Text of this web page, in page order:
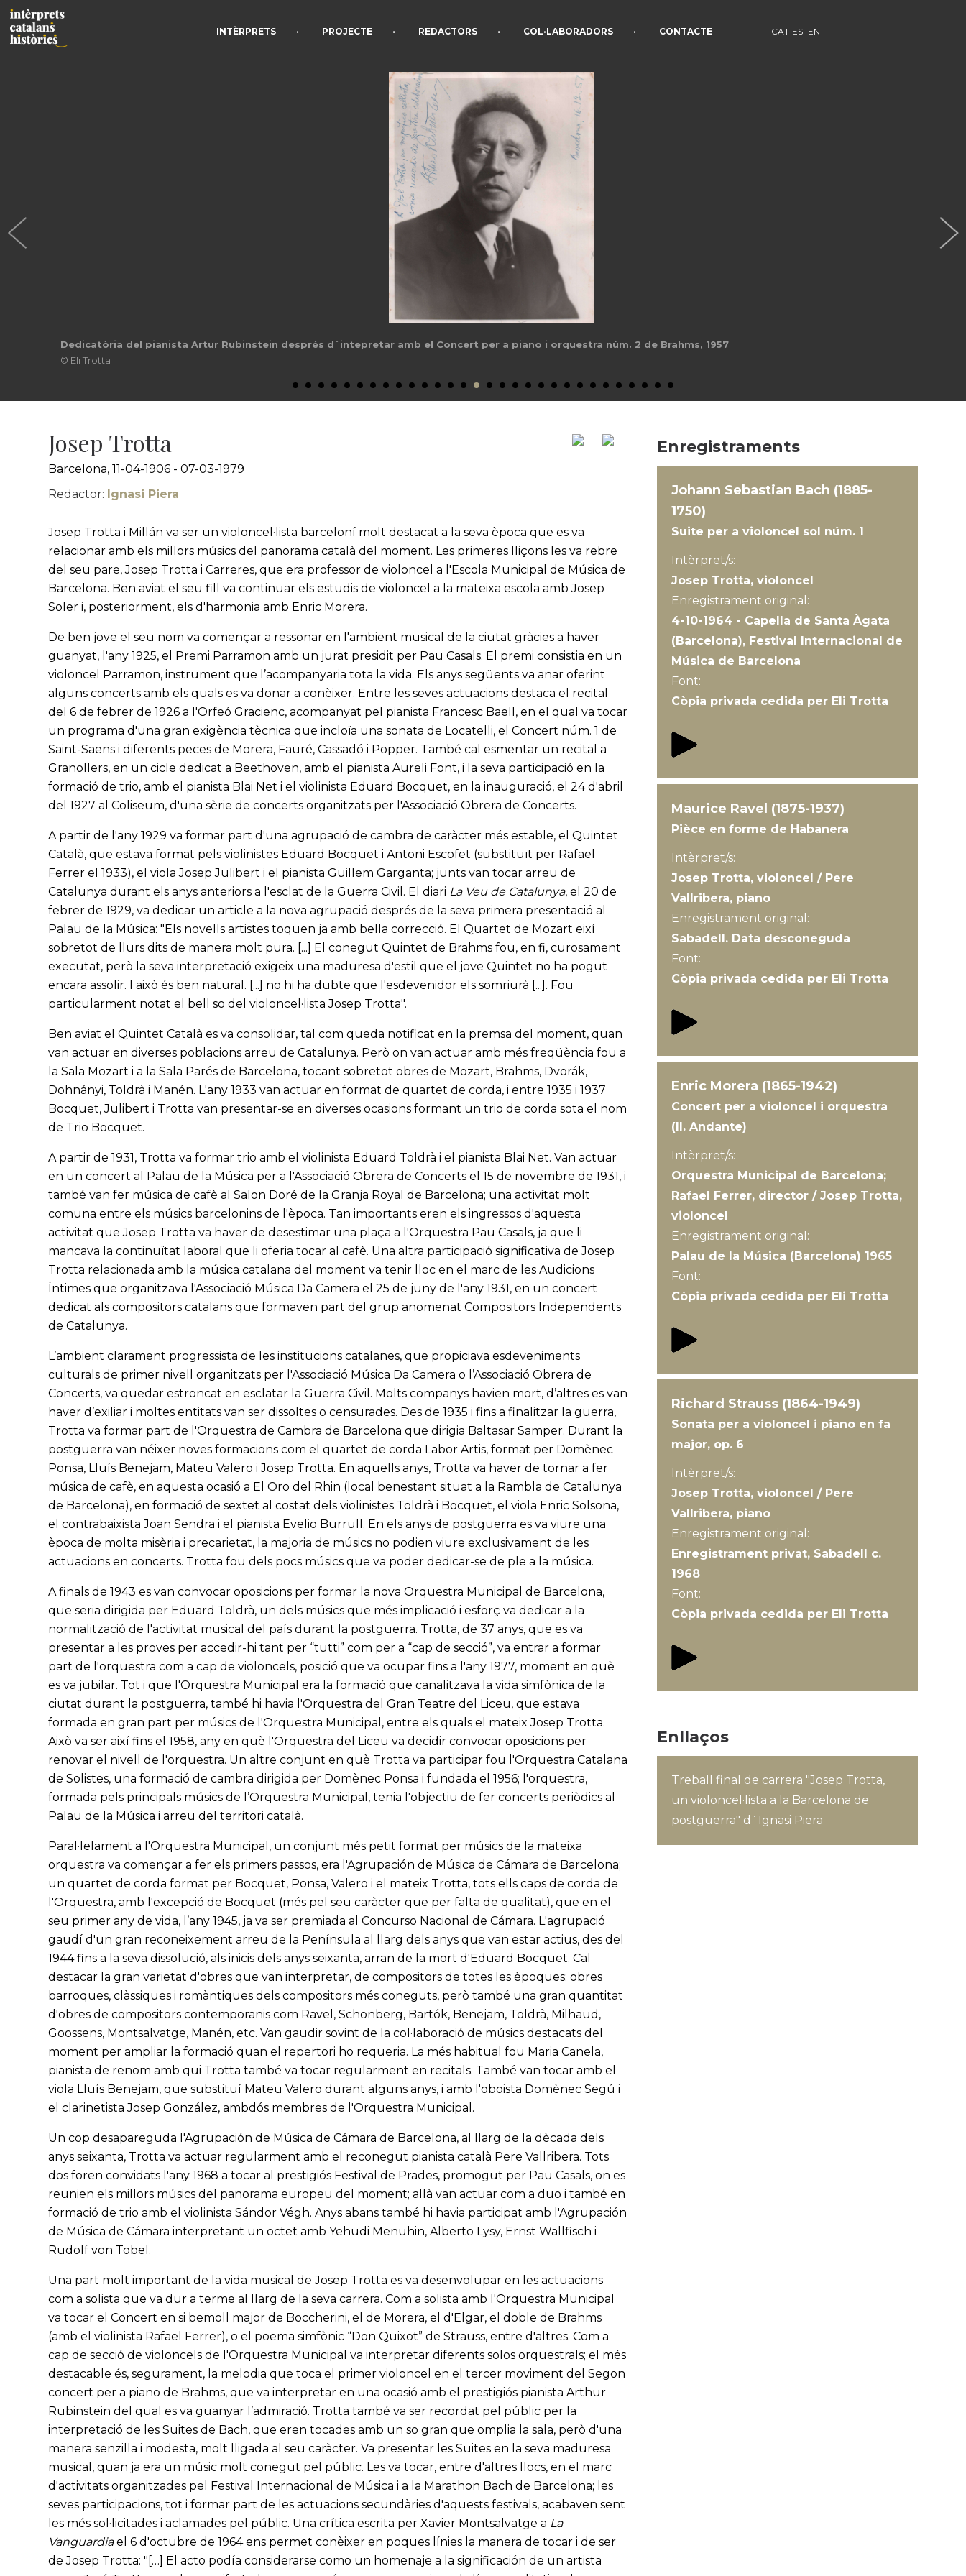
INTÈRPRETS • PROJECTE • REDACTORS • COL·LABORADORS • CONTACTE CAT ES EN
Dedicatòria del pianista Artur Rubinstein després d´intepretar amb el Concert per a piano i orquestra núm. 2 de Brahms, 1957
© Eli Trotta
Josep Trotta
Barcelona, 11-04-1906 - 07-03-1979
Redactor: Ignasi Piera
Josep Trotta i Millán va ser un violoncel·lista barceloní molt destacat a la seva època que es va
relacionar amb els millors músics del panorama català del moment. Les primeres lliçons les va rebre
del seu pare, Josep Trotta i Carreres, que era professor de violoncel a l'Escola Municipal de Música de
Barcelona. Ben aviat el seu fill va continuar els estudis de violoncel a la mateixa escola amb Josep
Soler i, posteriorment, els d'harmonia amb Enric Morera.
De ben jove el seu nom va començar a ressonar en l'ambient musical de la ciutat gràcies a haver
guanyat, l'any 1925, el Premi Parramon amb un jurat presidit per Pau Casals. El premi consistia en un
violoncel Parramon, instrument que l’acompanyaria tota la vida. Els anys següents va anar oferint
alguns concerts amb els quals es va donar a conèixer. Entre les seves actuacions destaca el recital
del 6 de febrer de 1926 a l'Orfeó Gracienc, acompanyat pel pianista Francesc Baell, en el qual va tocar
un programa d'una gran exigència tècnica que incloïa una sonata de Locatelli, el Concert núm. 1 de
Saint-Saëns i diferents peces de Morera, Fauré, Cassadó i Popper. També cal esmentar un recital a
Granollers, en un cicle dedicat a Beethoven, amb el pianista Aureli Font, i la seva participació en la
formació de trio, amb el pianista Blai Net i el violinista Eduard Bocquet, en la inauguració, el 24 d'abril
del 1927 al Coliseum, d'una sèrie de concerts organitzats per l'Associació Obrera de Concerts.
A partir de l'any 1929 va formar part d'una agrupació de cambra de caràcter més estable, el Quintet
Català, que estava format pels violinistes Eduard Bocquet i Antoni Escofet (substituït per Rafael
Ferrer el 1933), el viola Josep Julibert i el pianista Guillem Garganta; junts van tocar arreu de
Catalunya durant els anys anteriors a l'esclat de la Guerra Civil. El diari La Veu de Catalunya, el 20 de
febrer de 1929, va dedicar un article a la nova agrupació després de la seva primera presentació al
Palau de la Música: "Els novells artistes toquen ja amb bella correcció. El Quartet de Mozart eixí
sobretot de llurs dits de manera molt pura. [...] El conegut Quintet de Brahms fou, en fi, curosament
executat, però la seva interpretació exigeix una maduresa d'estil que el jove Quintet no ha pogut
encara assolir. I això és ben natural. [...] no hi ha dubte que l'esdevenidor els somriurà [...]. Fou
particularment notat el bell so del violoncel·lista Josep Trotta".
Ben aviat el Quintet Català es va consolidar, tal com queda notificat en la premsa del moment, quan
van actuar en diverses poblacions arreu de Catalunya. Però on van actuar amb més freqüència fou a
la Sala Mozart i a la Sala Parés de Barcelona, tocant sobretot obres de Mozart, Brahms, Dvorák,
Dohnányi, Toldrà i Manén. L'any 1933 van actuar en format de quartet de corda, i entre 1935 i 1937
Bocquet, Julibert i Trotta van presentar-se en diverses ocasions formant un trio de corda sota el nom
de Trio Bocquet.
A partir de 1931, Trotta va formar trio amb el violinista Eduard Toldrà i el pianista Blai Net. Van actuar
en un concert al Palau de la Música per a l'Associació Obrera de Concerts el 15 de novembre de 1931, i
també van fer música de cafè al Salon Doré de la Granja Royal de Barcelona; una activitat molt
comuna entre els músics barcelonins de l'època. Tan importants eren els ingressos d'aquesta
activitat que Josep Trotta va haver de desestimar una plaça a l'Orquestra Pau Casals, ja que li
mancava la continuïtat laboral que li oferia tocar al cafè. Una altra participació significativa de Josep
Trotta relacionada amb la música catalana del moment va tenir lloc en el marc de les Audicions
Íntimes que organitzava l'Associació Música Da Camera el 25 de juny de l'any 1931, en un concert
dedicat als compositors catalans que formaven part del grup anomenat Compositors Independents
de Catalunya.
L’ambient clarament progressista de les institucions catalanes, que propiciava esdeveniments
culturals de primer nivell organitzats per l'Associació Música Da Camera o l’Associació Obrera de
Concerts, va quedar estroncat en esclatar la Guerra Civil. Molts companys havien mort, d’altres es van
haver d’exiliar i moltes entitats van ser dissoltes o censurades. Des de 1935 i fins a finalitzar la guerra,
Trotta va formar part de l'Orquestra de Cambra de Barcelona que dirigia Baltasar Samper. Durant la
postguerra van néixer noves formacions com el quartet de corda Labor Artis, format per Domènec
Ponsa, Lluís Benejam, Mateu Valero i Josep Trotta. En aquells anys, Trotta va haver de tornar a fer
música de cafè, en aquesta ocasió a El Oro del Rhin (local benestant situat a la Rambla de Catalunya
de Barcelona), en formació de sextet al costat dels violinistes Toldrà i Bocquet, el viola Enric Solsona,
el contrabaixista Joan Sendra i el pianista Evelio Burrull. En els anys de postguerra es va viure una
època de molta misèria i precarietat, la majoria de músics no podien viure exclusivament de les
actuacions en concerts. Trotta fou dels pocs músics que va poder dedicar-se de ple a la música.
A finals de 1943 es van convocar oposicions per formar la nova Orquestra Municipal de Barcelona,
que seria dirigida per Eduard Toldrà, un dels músics que més implicació i esforç va dedicar a la
normalització de l'activitat musical del país durant la postguerra. Trotta, de 37 anys, que es va
presentar a les proves per accedir-hi tant per “tutti” com per a “cap de secció”, va entrar a formar
part de l'orquestra com a cap de violoncels, posició que va ocupar fins a l'any 1977, moment en què
es va jubilar. Tot i que l'Orquestra Municipal era la formació que canalitzava la vida simfònica de la
ciutat durant la postguerra, també hi havia l'Orquestra del Gran Teatre del Liceu, que estava
formada en gran part per músics de l'Orquestra Municipal, entre els quals el mateix Josep Trotta.
Això va ser així fins el 1958, any en què l'Orquestra del Liceu va decidir convocar oposicions per
renovar el nivell de l'orquestra. Un altre conjunt en què Trotta va participar fou l'Orquestra Catalana
de Solistes, una formació de cambra dirigida per Domènec Ponsa i fundada el 1956; l'orquestra,
formada pels principals músics de l’Orquestra Municipal, tenia l'objectiu de fer concerts periòdics al
Palau de la Música i arreu del territori català.
Paral·lelament a l'Orquestra Municipal, un conjunt més petit format per músics de la mateixa
orquestra va començar a fer els primers passos, era l'Agrupación de Música de Cámara de Barcelona;
un quartet de corda format per Bocquet, Ponsa, Valero i el mateix Trotta, tots ells caps de corda de
l'Orquestra, amb l'excepció de Bocquet (més pel seu caràcter que per falta de qualitat), que en el
seu primer any de vida, l’any 1945, ja va ser premiada al Concurso Nacional de Cámara. L'agrupació
gaudí d'un gran reconeixement arreu de la Península al llarg dels anys que van estar actius, des del
1944 fins a la seva dissolució, als inicis dels anys seixanta, arran de la mort d'Eduard Bocquet. Cal
destacar la gran varietat d'obres que van interpretar, de compositors de totes les èpoques: obres
barroques, clàssiques i romàntiques dels compositors més coneguts, però també una gran quantitat
d'obres de compositors contemporanis com Ravel, Schönberg, Bartók, Benejam, Toldrà, Milhaud,
Goossens, Montsalvatge, Manén, etc. Van gaudir sovint de la col·laboració de músics destacats del
moment per ampliar la formació quan el repertori ho requeria. La més habitual fou Maria Canela,
pianista de renom amb qui Trotta també va tocar regularment en recitals. També van tocar amb el
viola Lluís Benejam, que substituí Mateu Valero durant alguns anys, i amb l'oboista Domènec Segú i
el clarinetista Josep González, ambdós membres de l'Orquestra Municipal.
Un cop desapareguda l'Agrupación de Música de Cámara de Barcelona, al llarg de la dècada dels
anys seixanta, Trotta va actuar regularment amb el reconegut pianista català Pere Vallribera. Tots
dos foren convidats l'any 1968 a tocar al prestigiós Festival de Prades, promogut per Pau Casals, on es
reunien els millors músics del panorama europeu del moment; allà van actuar com a duo i també en
formació de trio amb el violinista Sándor Végh. Anys abans també hi havia participat amb l'Agrupación
de Música de Cámara interpretant un octet amb Yehudi Menuhin, Alberto Lysy, Ernst Wallfisch i
Rudolf von Tobel.
Una part molt important de la vida musical de Josep Trotta es va desenvolupar en les actuacions
com a solista que va dur a terme al llarg de la seva carrera. Com a solista amb l'Orquestra Municipal
va tocar el Concert en si bemoll major de Boccherini, el de Morera, el d'Elgar, el doble de Brahms
(amb el violinista Rafael Ferrer), o el poema simfònic “Don Quixot” de Strauss, entre d'altres. Com a
cap de secció de violoncels de l'Orquestra Municipal va interpretar diferents solos orquestrals; el més
destacable és, segurament, la melodia que toca el primer violoncel en el tercer moviment del Segon
concert per a piano de Brahms, que va interpretar en una ocasió amb el prestigiós pianista Arthur
Rubinstein del qual es va guanyar l’admiració. Trotta també va ser recordat pel públic per la
interpretació de les Suites de Bach, que eren tocades amb un so gran que omplia la sala, però d'una
manera senzilla i modesta, molt lligada al seu caràcter. Va presentar les Suites en la seva maduresa
musical, quan ja era un músic molt conegut pel públic. Les va tocar, entre d'altres llocs, en el marc
d'activitats organitzades pel Festival Internacional de Música i a la Marathon Bach de Barcelona; les
seves participacions, tot i formar part de les actuacions secundàries d'aquests festivals, acabaven sent
les més sol·licitades i aclamades pel públic. Una crítica escrita per Xavier Montsalvatge a La
Vanguardiael 6 d'octubre de 1964 ens permet conèixer en poques línies la manera de tocar i de ser
de Josep Trotta: "[…] El acto podía considerarse como un homenaje a la significación de un artista
Enregistraments
Johann Sebastian Bach (1885-
1750)
Suite per a violoncel sol núm. 1
Intèrpret/s:
Josep Trotta, violoncel
Enregistrament original:
4-10-1964 - Capella de Santa Àgata
(Barcelona), Festival Internacional de
Música de Barcelona
Font:
Còpia privada cedida per Eli Trotta
Maurice Ravel (1875-1937)
Pièce en forme de Habanera
Intèrpret/s:
Josep Trotta, violoncel / Pere
Vallribera, piano
Enregistrament original:
Sabadell. Data desconeguda
Font:
Còpia privada cedida per Eli Trotta
Enric Morera (1865-1942)
Concert per a violoncel i orquestra
(II. Andante)
Intèrpret/s:
Orquestra Municipal de Barcelona;
Rafael Ferrer, director / Josep Trotta,
violoncel
Enregistrament original:
Palau de la Música (Barcelona) 1965
Font:
Còpia privada cedida per Eli Trotta
Richard Strauss (1864-1949)
Sonata per a violoncel i piano en fa
major, op. 6
Intèrpret/s:
Josep Trotta, violoncel / Pere
Vallribera, piano
Enregistrament original:
Enregistrament privat, Sabadell c.
1968
Font:
Còpia privada cedida per Eli Trotta
Enllaços
Treball final de carrera "Josep Trotta,
un violoncel·lista a la Barcelona de
postguerra" d´Ignasi Piera